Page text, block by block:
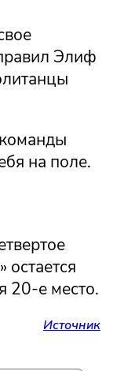
Элиф
на поле.
20-е место.
Источник